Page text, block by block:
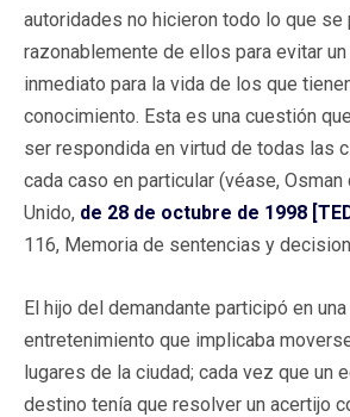
autoridades no hicieron todo lo que se
razonablemente de ellos para evitar
inmediato para la vida de los que
conocimiento. Esta es una cuestión
ser respondida en virtud de todas las
cada caso en particular (véase, Osman
Unido, de 28 de octubre de 1998
116, Memoria de sentencias y
El hijo del demandante participó en
entretenimiento que implicaba
lugares de la ciudad; cada vez que un
destino tenía que resolver un acertijo